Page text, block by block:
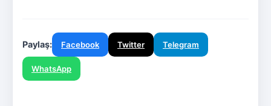
Paylaş: Facebook Twitter Telegram
WhatsApp